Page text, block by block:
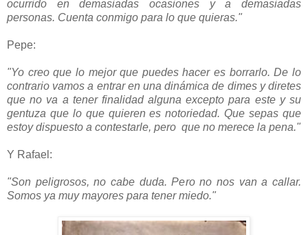
ocurrido en demasiadas ocasiones y a demasiadas
personas. Cuenta conmigo para lo que quieras."
Pepe:
"Yo creo que lo mejor que puedes hacer es borrarlo. De lo
contrario vamos a entrar en una dinámica de dimes y diretes
que no va a tener finalidad alguna excepto para este y su
gentuza que lo que quieren es notoriedad. Que sepas que
estoy dispuesto a contestarle, pero que no merece la pena."
Y Rafael:
"Son peligrosos, no cabe duda. Pero no nos van a callar.
Somos ya muy mayores para tener miedo."